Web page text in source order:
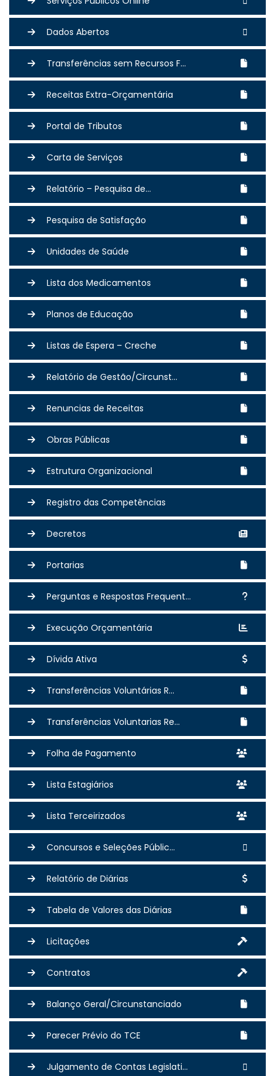
Dados Abertos
Transferências sem Recursos F...
Receitas Extra-Orçamentária
Portal de Tributos
Carta de Serviços
Relatório – Pesquisa de...
Pesquisa de Satisfação
Unidades de Saúde
Lista dos Medicamentos
Planos de Educação
Listas de Espera – Creche
Relatório de Gestão/Circunst...
Renuncias de Receitas
Obras Públicas
Estrutura Organizacional
Registro das Competências
Decretos
Portarias
Perguntas e Respostas Frequent...
Execução Orçamentária
Dívida Ativa
Transferências Voluntárias R...
Transferências Voluntarias Re...
Folha de Pagamento
Lista Estagiários
Lista Terceirizados
Concursos e Seleções Públic...
Relatório de Diárias
Tabela de Valores das Diárias
Licitações
Contratos
Balanço Geral/Circunstanciado
Parecer Prévio do TCE
Julgamento de Contas Legislati...